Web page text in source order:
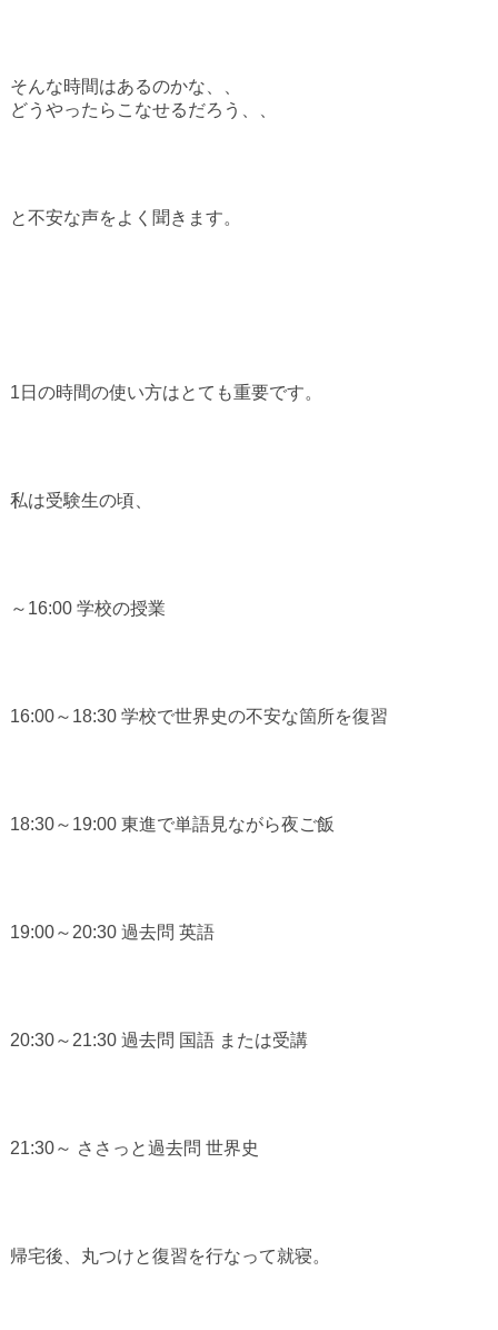
そんな時間はあるのかな、、
どうやったらこなせるだろう、、
と不安な声をよく聞きます。
1日の時間の使い方はとても重要です。
私は受験生の頃、
～16:00 学校の授業
16:00～18:30 学校で世界史の不安な箇所を復習
18:30～19:00 東進で単語見ながら夜ご飯
19:00～20:30 過去問 英語
20:30～21:30 過去問 国語 または受講
21:30～ ささっと過去問 世界史
帰宅後、丸つけと復習を行なって就寝。